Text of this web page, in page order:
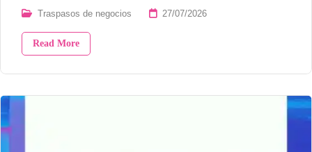
Traspasos de negocios 27/07/2026
Read More